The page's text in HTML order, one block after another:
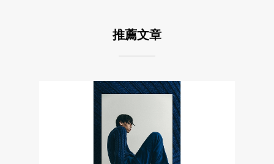
推薦文章